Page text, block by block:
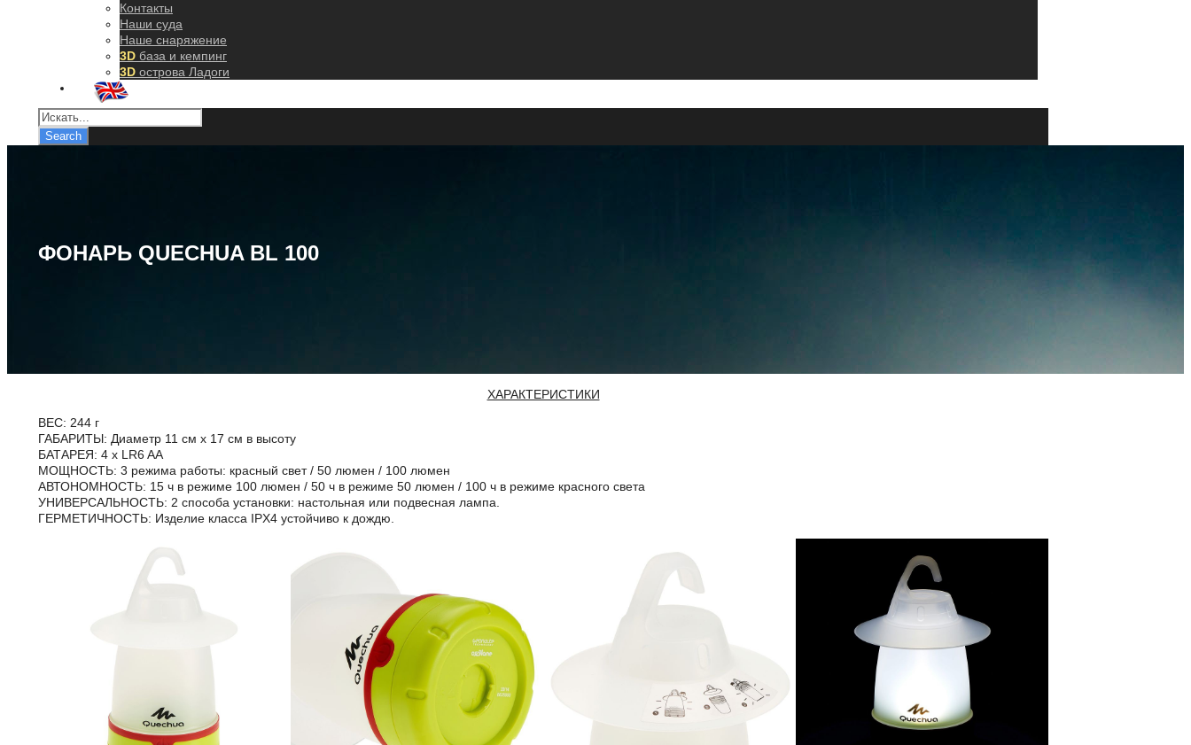
Контакты
Наши суда
Наше снаряжение
3D база и кемпинг
3D острова Ладоги
ФОНАРЬ QUECHUA BL 100
ХАРАКТЕРИСТИКИ
ВЕС: 244 г
ГАБАРИТЫ: Диаметр 11 см x 17 см в высоту
БАТАРЕЯ: 4 x LR6 AA
МОЩНОСТЬ: 3 режима работы: красный свет / 50 люмен / 100 люмен
АВТОНОМНОСТЬ: 15 ч в режиме 100 люмен / 50 ч в режиме 50 люмен / 100 ч в режиме красного света
УНИВЕРСАЛЬНОСТЬ: 2 способа установки: настольная или подвесная лампа.
ГЕРМЕТИЧНОСТЬ: Изделие класса IPX4 устойчиво к дождю.